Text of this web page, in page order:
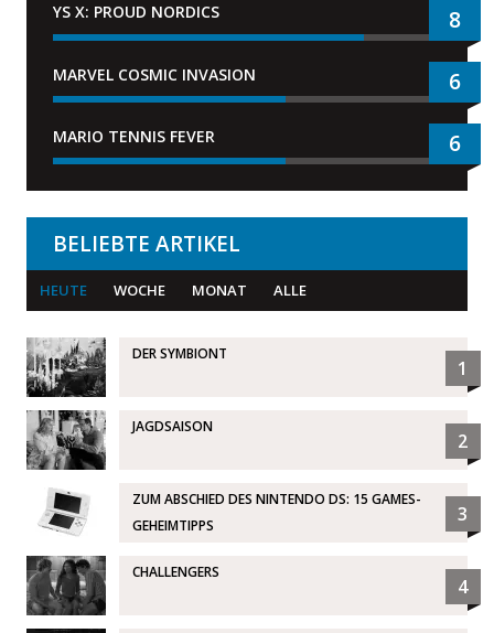
YS X: PROUD NORDICS 8
MARVEL COSMIC INVASION 6
MARIO TENNIS FEVER 6
BELIEBTE ARTIKEL
HEUTE WOCHE MONAT ALLE
DER SYMBIONT
1
JAGDSAISON
2
ZUM ABSCHIED DES NINTENDO DS: 15 GAMES-
GEHEIMTIPPS
3
CHALLENGERS
4